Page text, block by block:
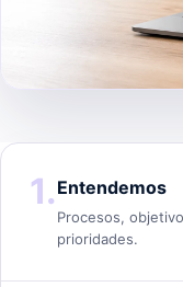
1. Entendemos
Procesos,
prioridades.